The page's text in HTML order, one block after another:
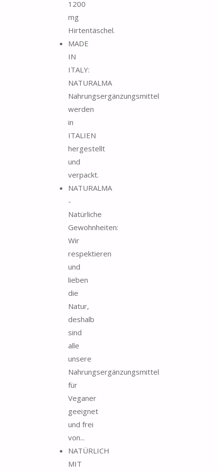
1200
mg
Hirtentäschel.
MADE
IN
ITALY:
NATURALMA
Nahrungsergänzungsmittel
werden
in
ITALIEN
hergestellt
und
verpackt.
NATURALMA
-
Natürliche
Gewohnheiten:
Wir
respektieren
und
lieben
die
Natur,
deshalb
sind
alle
unsere
Nahrungsergänzungsmittel
für
Veganer
geeignet
und frei
von...
NATÜRLICH
MIT